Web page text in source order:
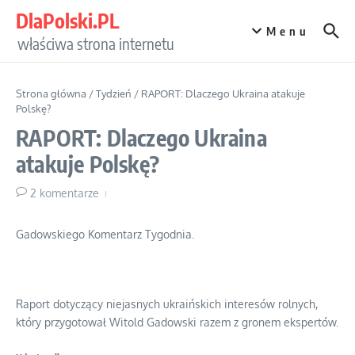
DlaPolski.PL
właściwa strona internetu
Menu
Strona główna /Tydzień / RAPORT: Dlaczego Ukraina atakuje
Polskę?
RAPORT: Dlaczego Ukraina
atakuje Polskę?
2 komentarze
Gadowskiego Komentarz Tygodnia.
Raport dotyczący niejasnych ukraińskich interesów rolnych,
który przygotował Witold Gadowski razem z gronem ekspertów.